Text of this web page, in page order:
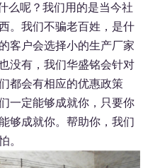
么呢？我们用的是当今社
。我们不骗老百姓，是什
客户会选择小的生产厂家
没有，我们华盛铭会针对
都会有相应的优惠政策
一定能够成就你，只要你
够成就你。帮助你，我们
。